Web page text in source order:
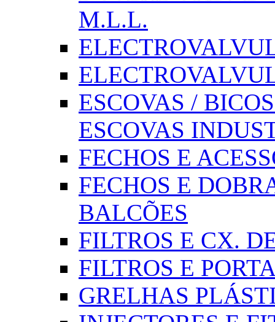
M.L.L.
ESCOVAS /
ESCOVAS
FECHOS E
FECHOS E
BALCÕES
FILTROS E CX.
FILTROS E
GRELHAS